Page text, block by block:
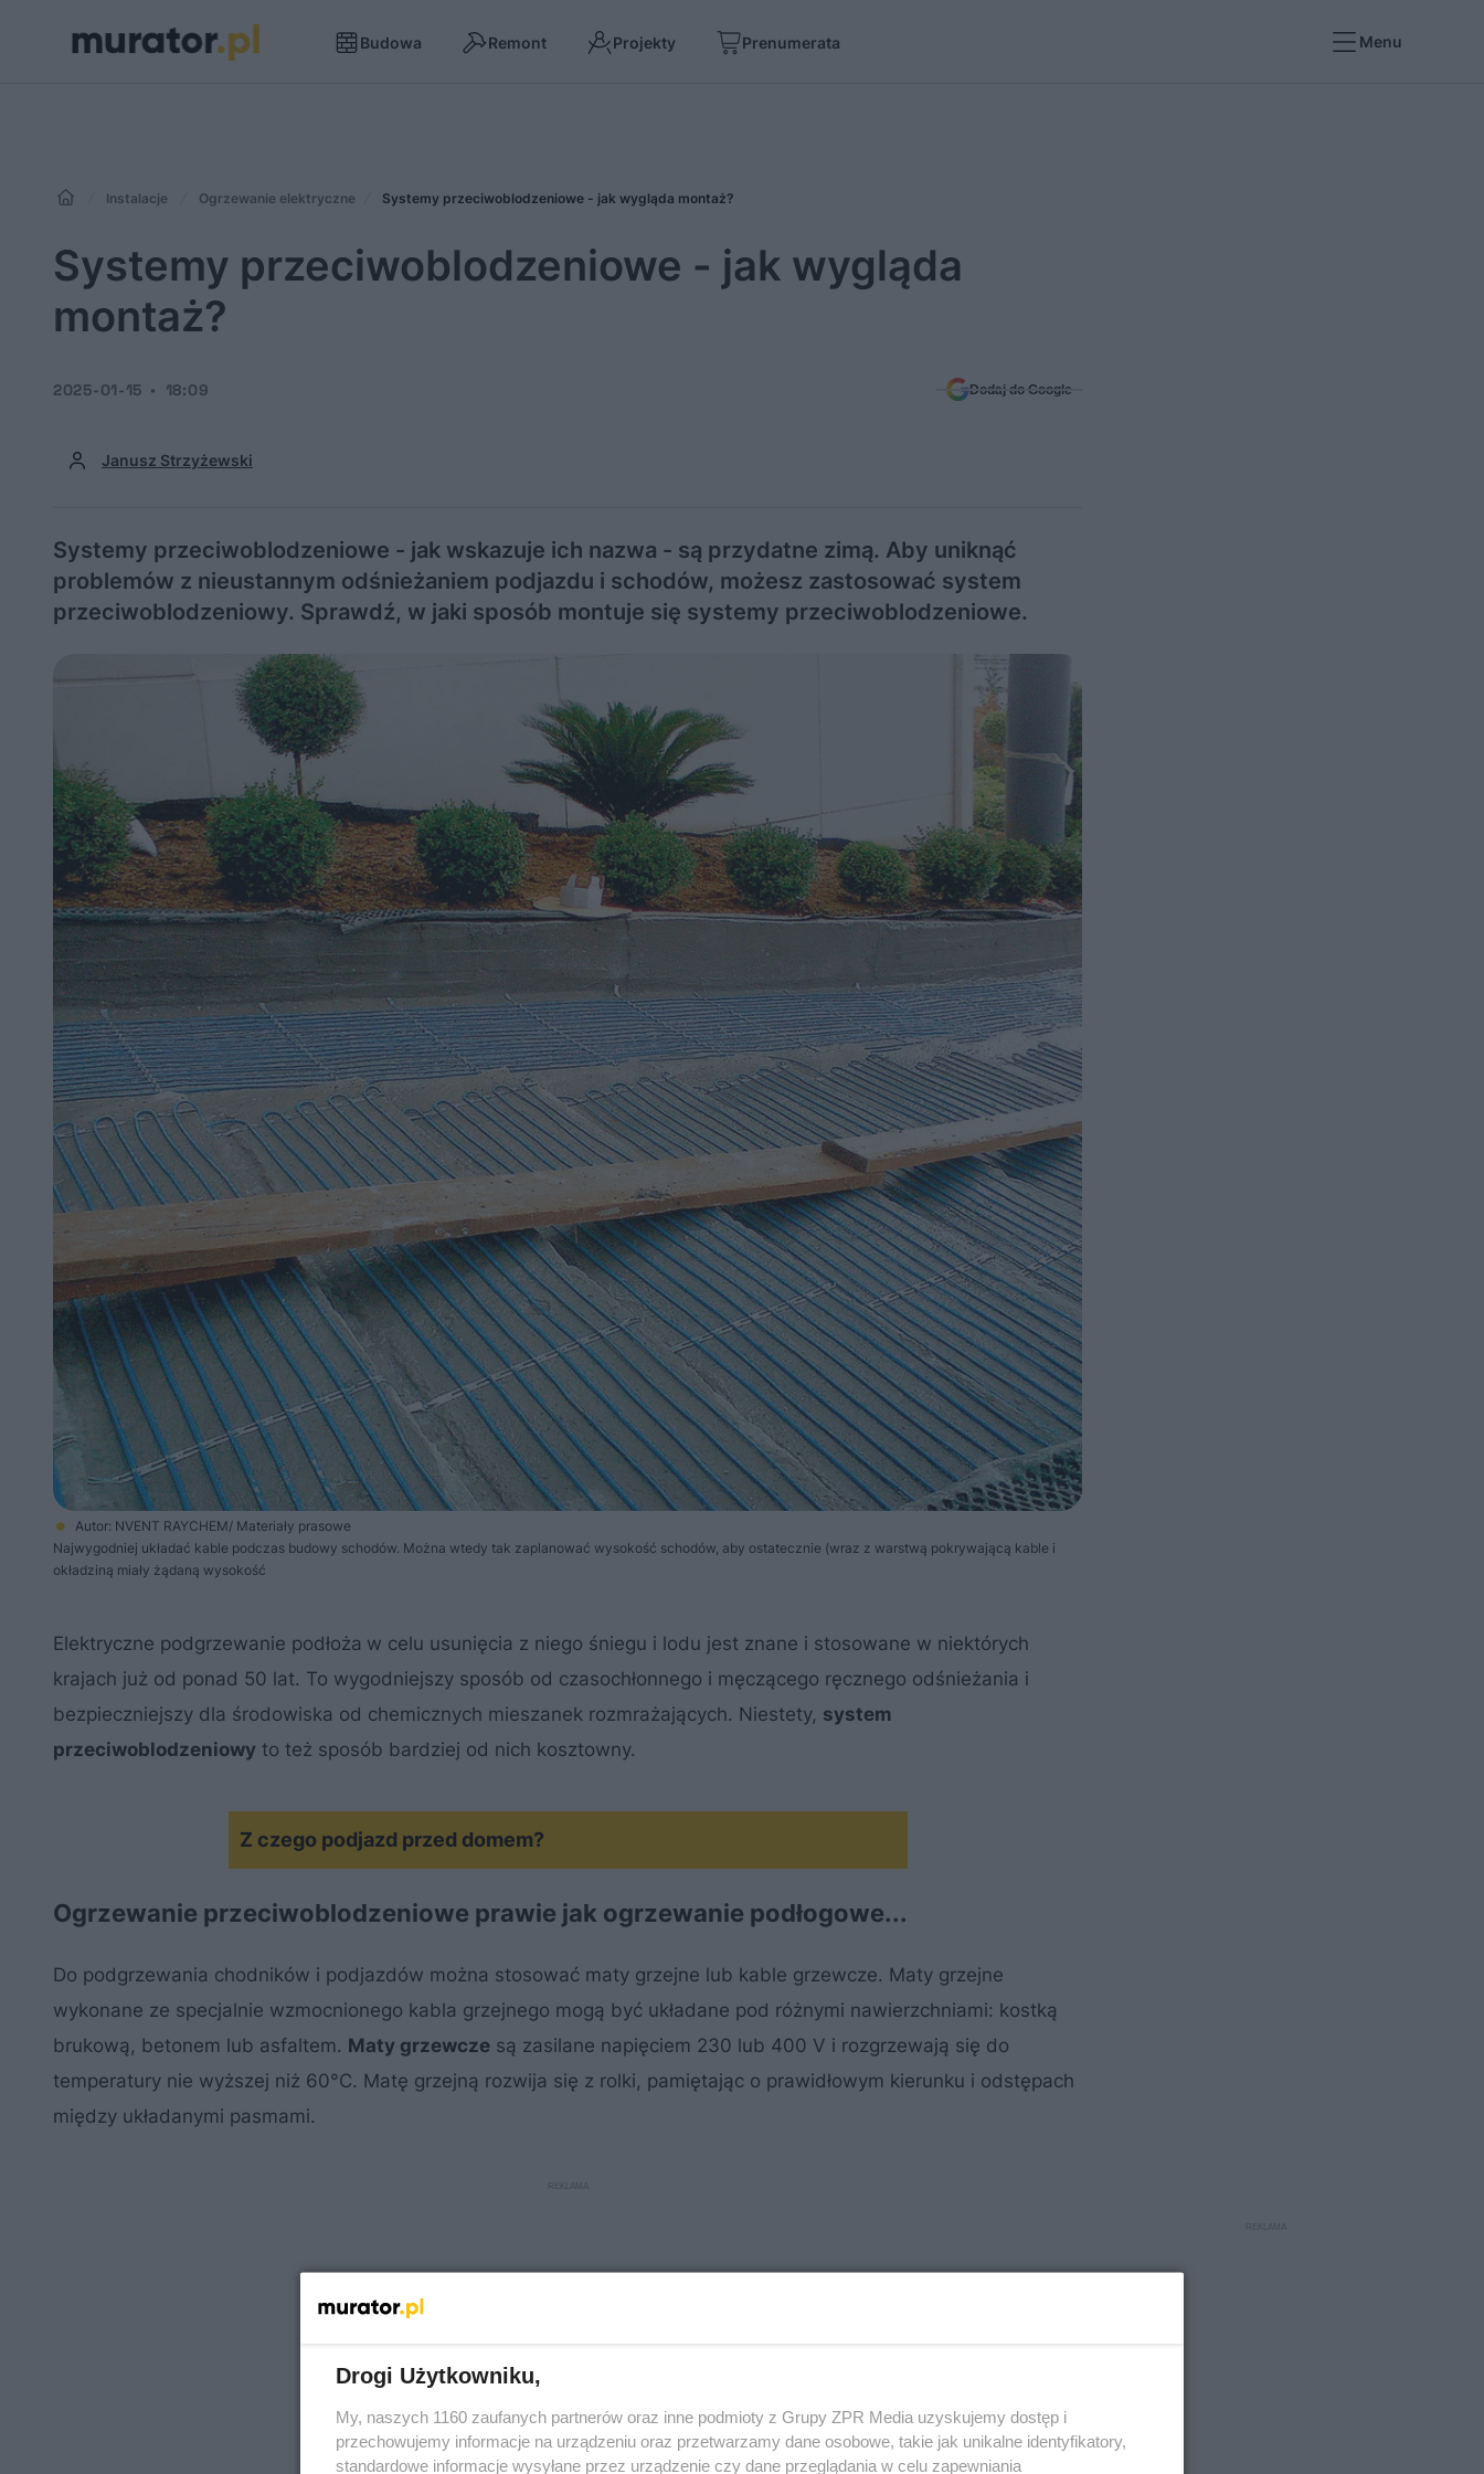
Budowa Remont Projekty Prenumerata Menu
Instalacje Ogrzewanie elektryczne Systemy przeciwoblodzeniowe - jak wygląda montaż?
Systemy przeciwoblodzeniowe - jak wygląda
montaż?
Janusz Strzyżewski
2025-01-15 18:09 Dodaj do Google
Systemy przeciwoblodzeniowe - jak wskazuje ich nazwa - są przydatne zimą. Aby uniknąć
problemów z nieustannym odśnieżaniem podjazdu i schodów, możesz zastosować system
przeciwoblodzeniowy. Sprawdź, w jaki sposób montuje się systemy przeciwoblodzeniowe.
Autor: NVENT RAYCHEM/ Materiały prasowe
Najwygodniej układać kable podczas budowy schodów. Można wtedy tak zaplanować wysokość schodów, aby ostatecznie (wraz z warstwą pokrywającą kable i
okładziną miały żądaną wysokość
Elektryczne podgrzewanie podłoża w celu usunięcia z niego śniegu i lodu jest znane i stosowane w niektórych
krajach już od ponad 50 lat. To wygodniejszy sposób od czasochłonnego i męczącego ręcznego odśnieżania i
bezpieczniejszy dla środowiska od chemicznych mieszanek rozmrażających. Niestety, system
przeciwoblodzeniowy to też sposób bardziej od nich kosztowny.
Z czego podjazd przed domem?
Ogrzewanie przeciwoblodzeniowe prawie jak ogrzewanie podłogowe...
Do podgrzewania chodników i podjazdów można stosować maty grzejne lub kable grzewcze. Maty grzejne
wykonane ze specjalnie wzmocnionego kabla grzejnego mogą być układane pod różnymi nawierzchniami: kostką
brukową, betonem lub asfaltem. Maty grzewcze są zasilane napięciem 230 lub 400 V i rozgrzewają się do
temperatury nie wyższej niż 60°C. Matę grzejną rozwija się z rolki, pamiętając o prawidłowym kierunku i odstępach
między układanymi pasmami.
Drogi Użytkowniku,
My, naszych 1160 zaufanych partnerów oraz inne podmioty z Grupy ZPR Media uzyskujemy dostęp i
przechowujemy informacje na urządzeniu oraz przetwarzamy dane osobowe, takie jak unikalne identyfikatory,
standardowe informacje wysyłane przez urządzenie czy dane przeglądania w celu zapewniania